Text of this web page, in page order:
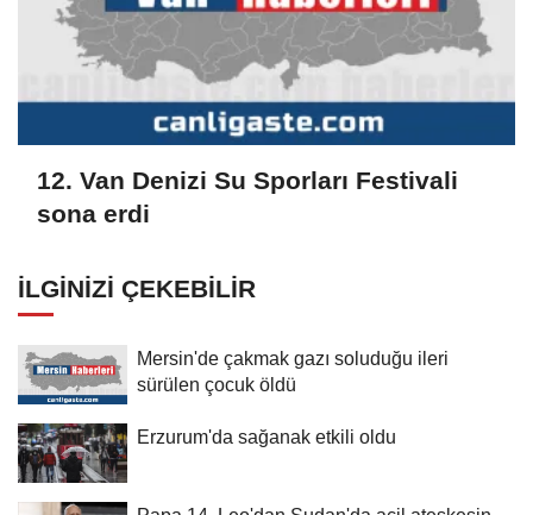
12. Van Denizi Su Sporları Festivali
sona erdi
İLGINIZI ÇEKEBILIR
Mersin'de çakmak gazı soluduğu ileri
sürülen çocuk öldü
Erzurum'da sağanak etkili oldu